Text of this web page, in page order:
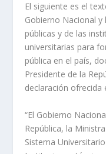
El siguiente es el
Gobierno Nacional y
públicas y de las
universitarias para
pública en el país,
Presidente de la
declaración ofrecida
“El Gobierno
República, la
Sistema